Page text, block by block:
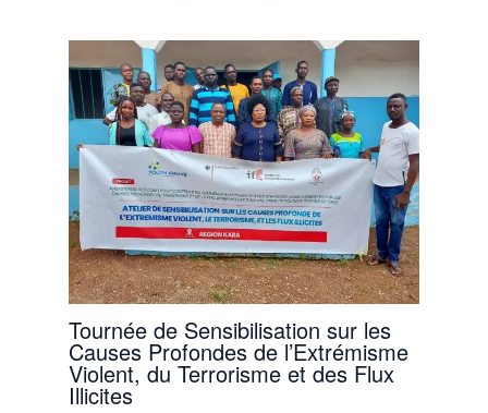
Tournée de Sensibilisation sur les
Causes Profondes de l’Extrémisme
Violent, du Terrorisme et des Flux
Illicites